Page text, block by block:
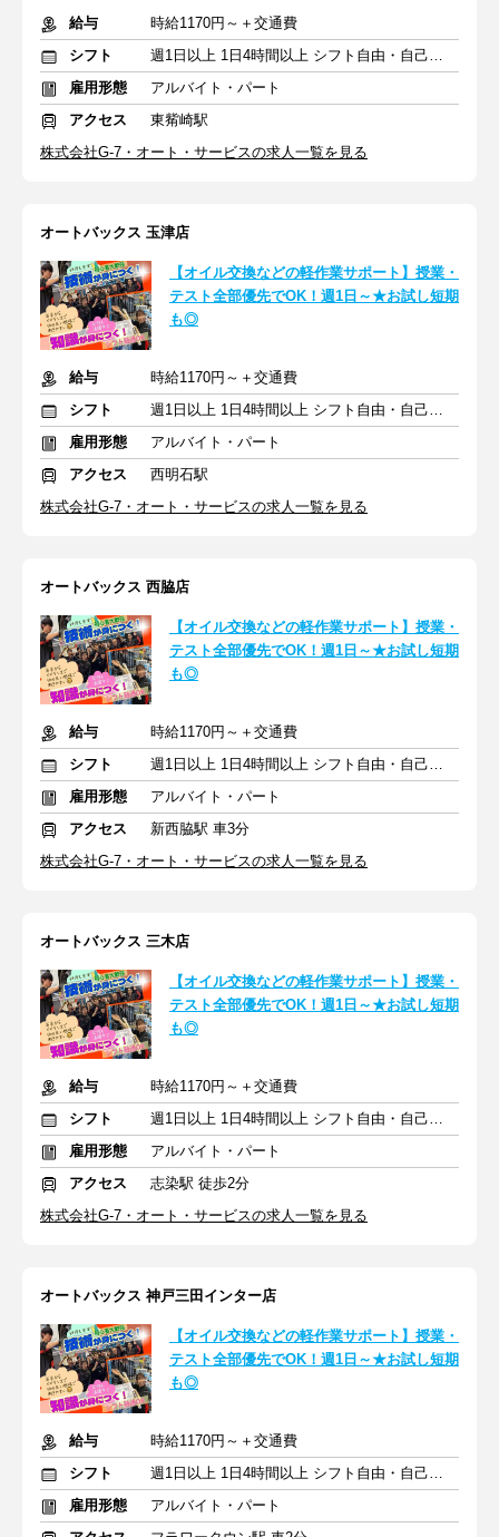
給与
時給1170円～＋交通費
シフト
週1日以上 1日4時間以上 シフト自由・自己申告
雇用形態
アルバイト・パート
アクセス
東觜崎駅
株式会社G-7・オート・サービスの求人一覧を見る
オートバックス 玉津店
【オイル交換などの軽作業サポート】授業・
テスト全部優先でOK！週1日～★お試し短期
も◎
給与
時給1170円～＋交通費
シフト
週1日以上 1日4時間以上 シフト自由・自己申告
雇用形態
アルバイト・パート
アクセス
西明石駅
株式会社G-7・オート・サービスの求人一覧を見る
オートバックス 西脇店
【オイル交換などの軽作業サポート】授業・
テスト全部優先でOK！週1日～★お試し短期
も◎
給与
時給1170円～＋交通費
シフト
週1日以上 1日4時間以上 シフト自由・自己申告
雇用形態
アルバイト・パート
アクセス
新西脇駅 車3分
株式会社G-7・オート・サービスの求人一覧を見る
オートバックス 三木店
【オイル交換などの軽作業サポート】授業・
テスト全部優先でOK！週1日～★お試し短期
も◎
給与
時給1170円～＋交通費
シフト
週1日以上 1日4時間以上 シフト自由・自己申告
雇用形態
アルバイト・パート
アクセス
志染駅 徒歩2分
株式会社G-7・オート・サービスの求人一覧を見る
オートバックス 神戸三田インター店
【オイル交換などの軽作業サポート】授業・
テスト全部優先でOK！週1日～★お試し短期
も◎
給与
時給1170円～＋交通費
シフト
週1日以上 1日4時間以上 シフト自由・自己申告
雇用形態
アルバイト・パート